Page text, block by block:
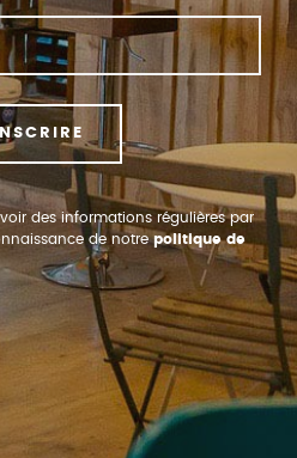
des informations régulières par
de notrepolitique de